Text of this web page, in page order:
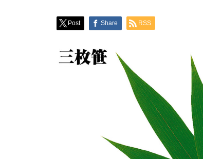
Post Share RSS